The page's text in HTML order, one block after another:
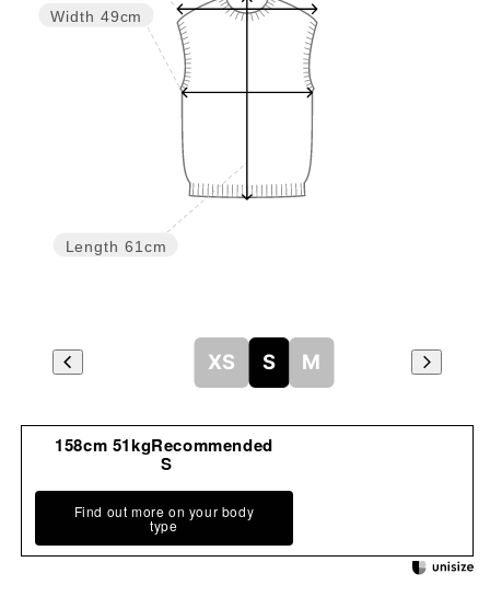
Length 61cm
Width 49cm
XS S M
158cm 51kgRecommended
S
Find out more on your body
type